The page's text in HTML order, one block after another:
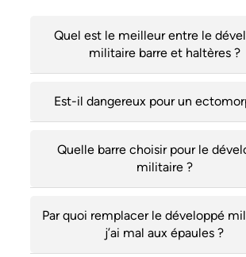
Quel est le meilleur entre le
militaire barre et haltères ?
Est-il dangereux pour un
Quelle barre choisir pour le
militaire ?
Par quoi remplacer le développé
j’ai mal aux épaules ?